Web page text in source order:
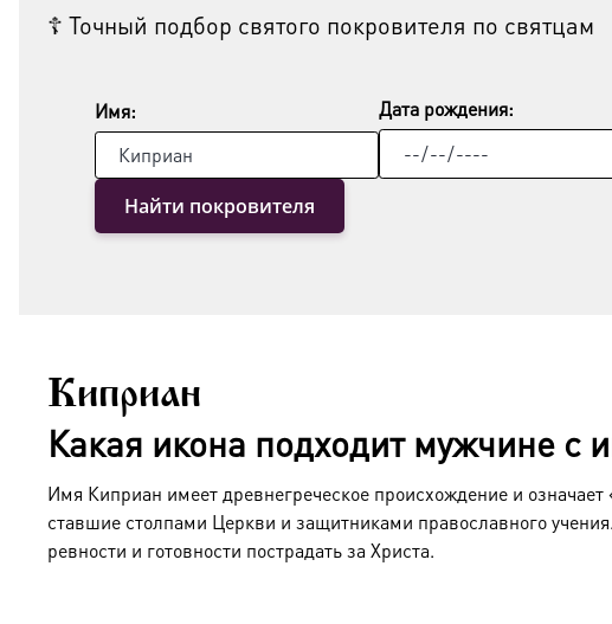
☦ Точный подбор святого покровителя по святцам
Имя: Дата рождения:
Найти покровителя
Киприан
Какая икона подходит мужчине с
Имя Киприан имеет древнегреческое происхождение и
ставшие столпами Церкви и защитниками православного
ревности и готовности пострадать за Христа.